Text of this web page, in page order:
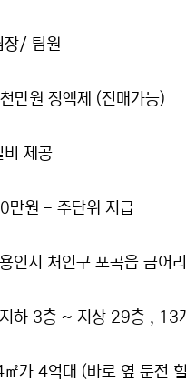
장/ 팀원
만원 정액제 (전매가능)
제공
원 - 주단위 지급
인시 처인구 포곡읍 금어
하 3층 ~ 지상 29층 ,
가 4억대 (바로 옆 둔전